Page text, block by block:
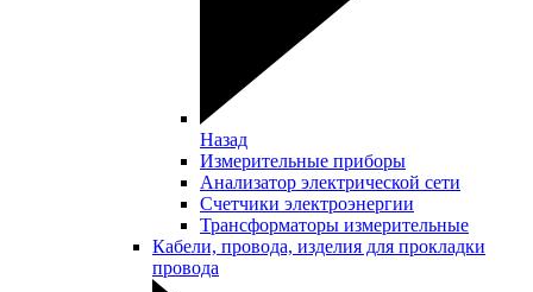
Назад
Измерительные приборы
Анализатор электрической сети
Счетчики электроэнергии
Трансформаторы измерительные
Кабели, провода, изделия для прокладки
провода